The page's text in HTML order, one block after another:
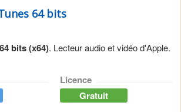
64 bits
bits (x64). Lecteur audio et vidéo d'Apple.
Licence
Gratuit